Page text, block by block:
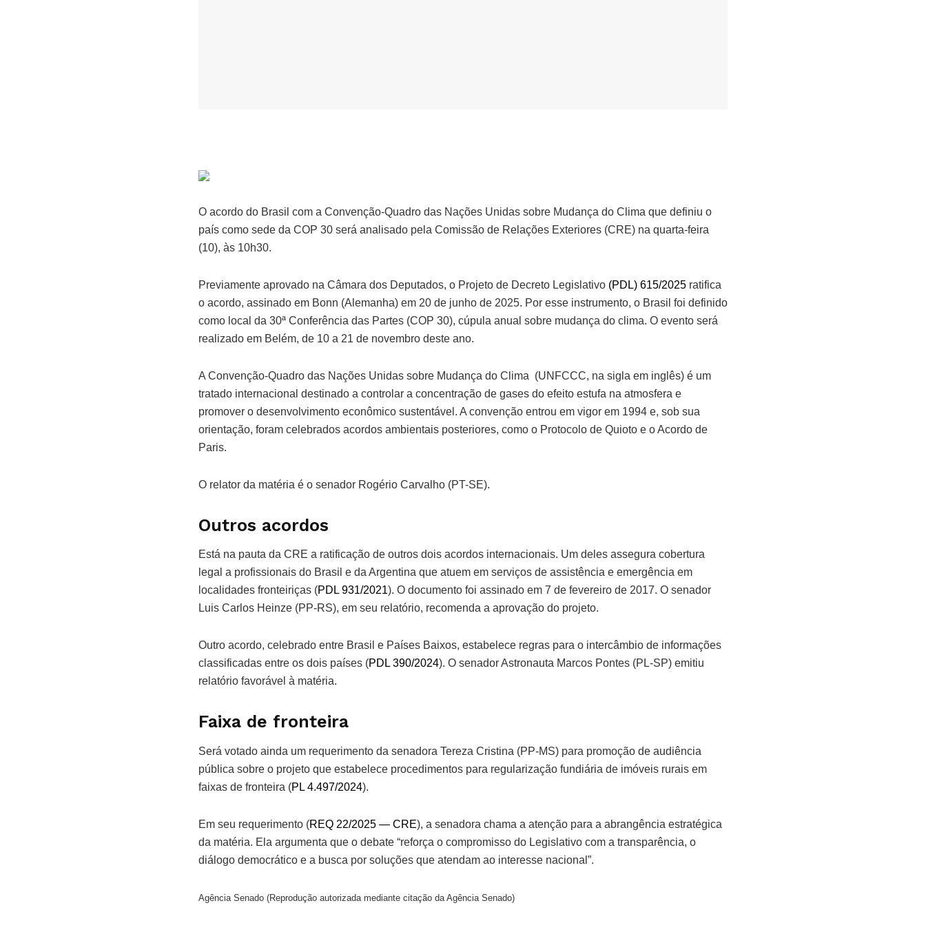
O acordo do Brasil com a Convenção-Quadro das Nações Unidas sobre Mudança do Clima que definiu o
país como sede da COP 30 será analisado pela Comissão de Relações Exteriores (CRE) na quarta-feira
(10), às 10h30.
Previamente aprovado na Câmara dos Deputados, o Projeto de Decreto Legislativo (PDL) 615/2025 ratifica
o acordo, assinado em Bonn (Alemanha) em 20 de junho de 2025. Por esse instrumento, o Brasil foi definido
como local da 30ª Conferência das Partes (COP 30), cúpula anual sobre mudança do clima. O evento será
realizado em Belém, de 10 a 21 de novembro deste ano.
A Convenção-Quadro das Nações Unidas sobre Mudança do Clima (UNFCCC, na sigla em inglês) é um
tratado internacional destinado a controlar a concentração de gases do efeito estufa na atmosfera e
promover o desenvolvimento econômico sustentável. A convenção entrou em vigor em 1994 e, sob sua
orientação, foram celebrados acordos ambientais posteriores, como o Protocolo de Quioto e o Acordo de
Paris.
O relator da matéria é o senador Rogério Carvalho (PT-SE).
Outros acordos
Está na pauta da CRE a ratificação de outros dois acordos internacionais. Um deles assegura cobertura
legal a profissionais do Brasil e da Argentina que atuem em serviços de assistência e emergência em
localidades fronteiriças (PDL 931/2021). O documento foi assinado em 7 de fevereiro de 2017. O senador
Luis Carlos Heinze (PP-RS), em seu relatório, recomenda a aprovação do projeto.
Outro acordo, celebrado entre Brasil e Países Baixos, estabelece regras para o intercâmbio de informações
classificadas entre os dois países (PDL 390/2024). O senador Astronauta Marcos Pontes (PL-SP) emitiu
relatório favorável à matéria.
Faixa de fronteira
Será votado ainda um requerimento da senadora Tereza Cristina (PP-MS) para promoção de audiência
pública sobre o projeto que estabelece procedimentos para regularização fundiária de imóveis rurais em
faixas de fronteira (PL 4.497/2024).
Em seu requerimento (REQ 22/2025 — CRE), a senadora chama a atenção para a abrangência estratégica
da matéria. Ela argumenta que o debate “reforça o compromisso do Legislativo com a transparência, o
diálogo democrático e a busca por soluções que atendam ao interesse nacional”.
Agência Senado (Reprodução autorizada mediante citação da Agência Senado)